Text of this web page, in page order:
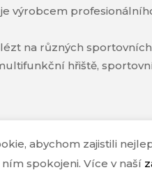
je výrobcem
na různých
hřiště,
abychom zajistili
spokojeni. Více v naší